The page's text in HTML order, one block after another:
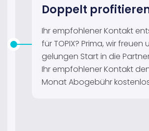
Doppelt
Ihr empfohlener Kontakt
für TOPIX? Prima, wir freuen
gelungen Start in die
Ihr empfohlener Kontakt
Monat Abogebühr